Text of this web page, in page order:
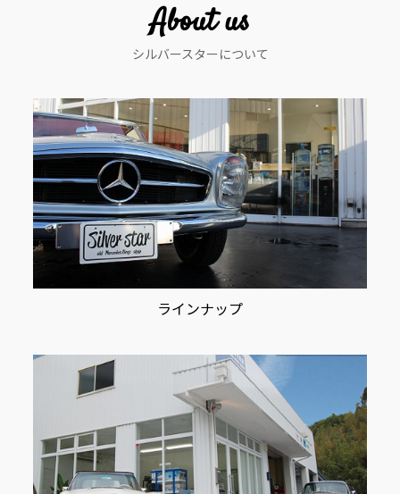
ン
About us
シルバースターについて
ラインナップ